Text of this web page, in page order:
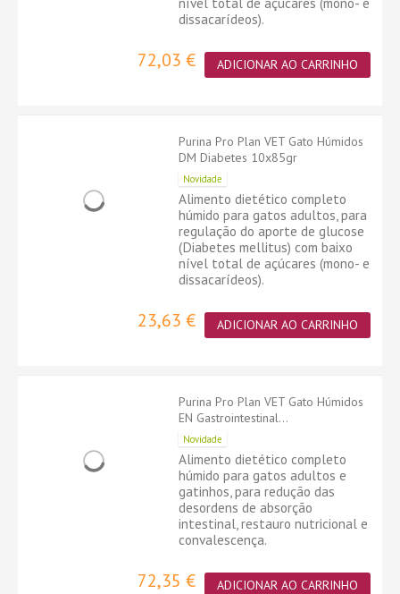
dissacarídeos).
72,03 € ADICIONAR AO CARRINHO
Purina Pro Plan VET Gato Húmidos
DM Diabetes 10x85gr
Novidade
Alimento dietético completo
húmido para gatos adultos, para
regulação do aporte de glucose
(Diabetes mellitus) com baixo
nível total de açúcares (mono- e
dissacarídeos).
23,63 € ADICIONAR AO CARRINHO
Purina Pro Plan VET Gato Húmidos
EN Gastrointestinal...
Novidade
Alimento dietético completo
húmido para gatos adultos e
gatinhos, para redução das
desordens de absorção
intestinal, restauro nutricional e
convalescença.
72,35 € ADICIONAR AO CARRINHO